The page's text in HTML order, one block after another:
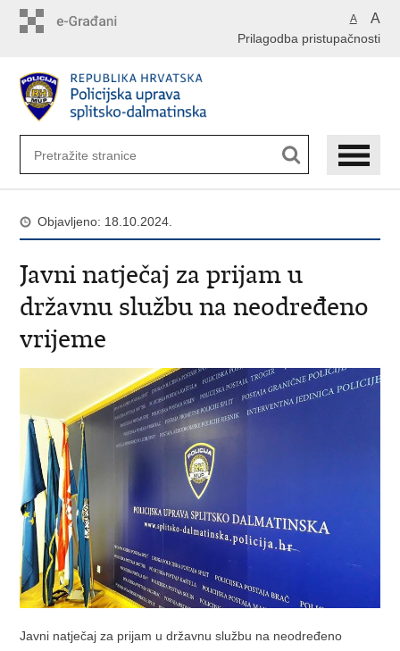
A A
Prilagodba pristupačnosti
Objavljeno: 18.10.2024.
Javni natječaj za prijam u
državnu službu na neodređeno
vrijeme
Javni natječaj za prijam u državnu službu na neodređeno